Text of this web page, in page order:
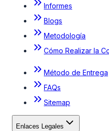
Informes
Blogs
Metodología
Cómo Realizar la
Método de Entrega
FAQs
Sitemap
Enlaces Legales